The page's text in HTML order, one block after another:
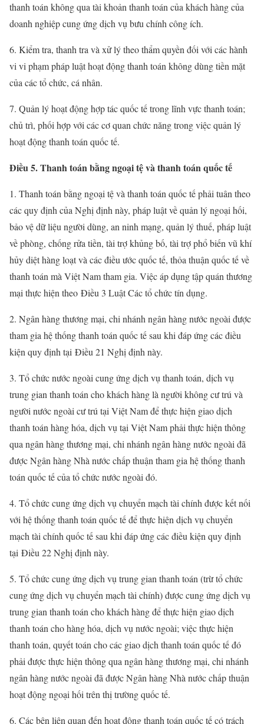
thanh toán không qua tài khoản thanh toán của khách hàng của
doanh nghiệp cung ứng dịch vụ bưu chính công ích.
6. Kiểm tra, thanh tra và xử lý theo thẩm quyền đối với các hành
vi vi phạm pháp luật hoạt động thanh toán không dùng tiền mặt
của các tổ chức, cá nhân.
7. Quản lý hoạt động hợp tác quốc tế trong lĩnh vực thanh toán;
chủ trì, phối hợp với các cơ quan chức năng trong việc quản lý
hoạt động thanh toán quốc tế.
Điều 5. Thanh toán bằng ngoại tệ và thanh toán quốc tế
1. Thanh toán bằng ngoại tệ và thanh toán quốc tế phải tuân theo
các quy định của Nghị định này, pháp luật về quản lý ngoại hối,
bảo vệ dữ liệu người dùng, an ninh mạng, quản lý thuế, pháp luật
về phòng, chống rửa tiền, tài trợ khủng bố, tài trợ phổ biến vũ khí
hủy diệt hàng loạt và các điều ước quốc tế, thỏa thuận quốc tế về
thanh toán mà Việt Nam tham gia. Việc áp dụng tập quán thương
mại thực hiện theo Điều 3 Luật Các tổ chức tín dụng.
2. Ngân hàng thương mại, chi nhánh ngân hàng nước ngoài được
tham gia hệ thống thanh toán quốc tế sau khi đáp ứng các điều
kiện quy định tại Điều 21 Nghị định này.
3. Tổ chức nước ngoài cung ứng dịch vụ thanh toán, dịch vụ
trung gian thanh toán cho khách hàng là người không cư trú và
người nước ngoài cư trú tại Việt Nam để thực hiện giao dịch
thanh toán hàng hóa, dịch vụ tại Việt Nam phải thực hiện thông
qua ngân hàng thương mại, chi nhánh ngân hàng nước ngoài đã
được Ngân hàng Nhà nước chấp thuận tham gia hệ thống thanh
toán quốc tế của tổ chức nước ngoài đó.
4. Tổ chức cung ứng dịch vụ chuyển mạch tài chính được kết nối
với hệ thống thanh toán quốc tế để thực hiện dịch vụ chuyển
mạch tài chính quốc tế sau khi đáp ứng các điều kiện quy định
tại Điều 22 Nghị định này.
5. Tổ chức cung ứng dịch vụ trung gian thanh toán (trừ tổ chức
cung ứng dịch vụ chuyển mạch tài chính) được cung ứng dịch vụ
trung gian thanh toán cho khách hàng để thực hiện giao dịch
thanh toán cho hàng hóa, dịch vụ nước ngoài; việc thực hiện
thanh toán, quyết toán cho các giao dịch thanh toán quốc tế đó
phải được thực hiện thông qua ngân hàng thương mại, chi nhánh
ngân hàng nước ngoài đã được Ngân hàng Nhà nước chấp thuận
hoạt động ngoại hối trên thị trường quốc tế.
6. Các bên liên quan đến hoạt động thanh toán quốc tế có trách